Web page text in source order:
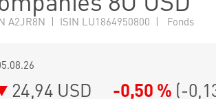
A2JR8N | ISIN LU1864950800 | Fonds
24,94 USD -0,50 % (-